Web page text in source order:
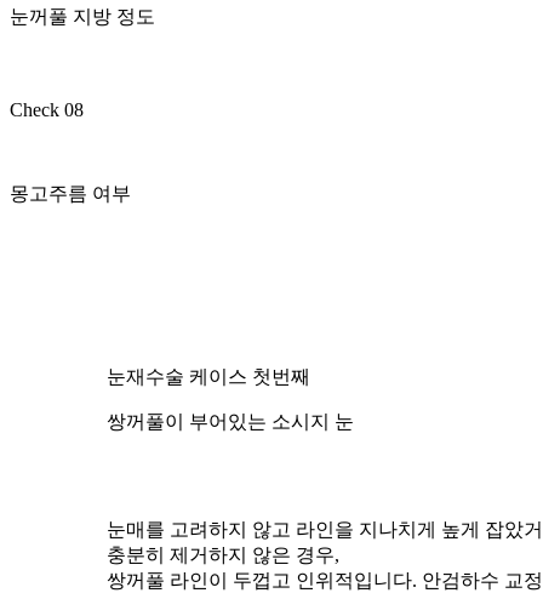
눈꺼풀 지방 정도
Check 08
몽고주름 여부
눈재수술 케이스 첫번째
쌍꺼풀이 부어있는 소시지 눈
눈매를 고려하지 않고 라인을 지나치게 높게 잡았
충분히 제거하지 않은 경우,
쌍꺼풀 라인이 두껍고 인위적입니다. 안검하수 교